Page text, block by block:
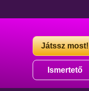
Játssz most!
Ismertető